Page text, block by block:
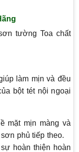
tường Toa chất
làm mịn và đều
bột tét nội ngoại
mặt mịn màng và
phủ tiếp theo.
hoàn thiện hoàn